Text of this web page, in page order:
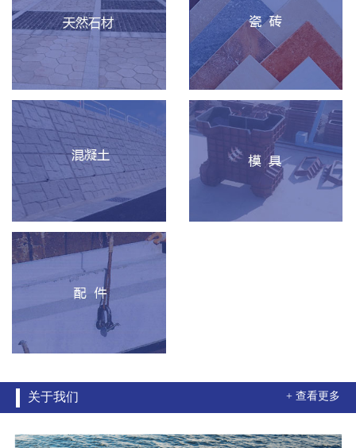
+ 查看更多
关于我们